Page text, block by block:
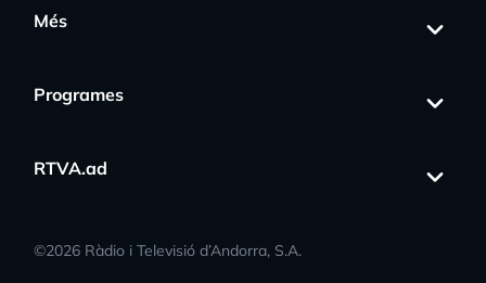
Més
Programes
RTVA.ad
©2026 Ràdio i Televisió d’Andorra, S.A.